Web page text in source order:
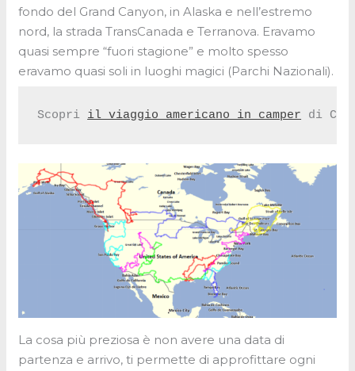
fondo del Grand Canyon, in Alaska e nell’estremo
nord, la strada TransCanada e Terranova. Eravamo
quasi sempre “fuori stagione” e molto spesso
eravamo quasi soli in luoghi magici (Parchi Nazionali).
Scopri il viaggio americano in camper di
La cosa più preziosa è non avere una data di
partenza e arrivo, ti permette di approfittare ogni